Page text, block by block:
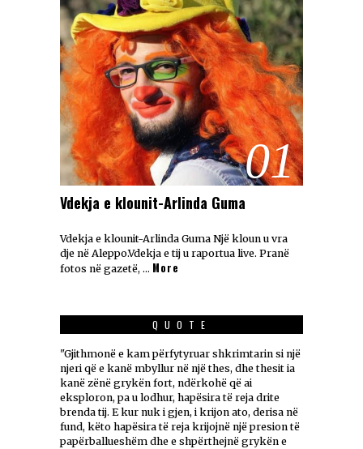
01
Vdekja e klounit-Arlinda Guma
Vdekja e klounit-Arlinda Guma Një kloun u vra
dje në Aleppo.Vdekja e tij u raportua live. Pranë
fotos në gazetë, … More
QUOTE
"Gjithmonë e kam përfytyruar shkrimtarin si një
njeri që e kanë mbyllur në një thes, dhe thesit ia
kanë zënë grykën fort, ndërkohë që ai
eksploron, pa u lodhur, hapësira të reja drite
brenda tij. E kur nuk i gjen, i krijon ato, derisa në
fund, këto hapësira të reja krijojnë një presion të
papërballueshëm dhe e shpërthejnë grykën e